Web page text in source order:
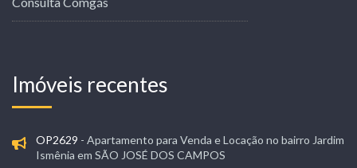
Imóveis recentes
OP2629 - Apartamento para Venda e Locação no bairro Jardim
Ismênia em SÃO JOSÉ DOS CAMPOS